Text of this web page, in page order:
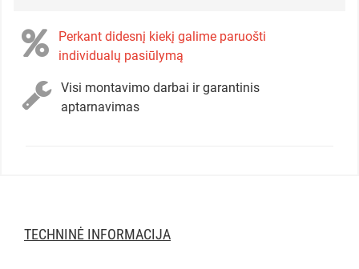
Perkant didesnį kiekį galime paruošti
individualų pasiūlymą
Visi montavimo darbai ir garantinis
aptarnavimas
TECHNINĖ INFORMACIJA